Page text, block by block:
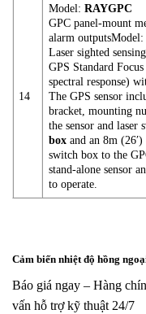
14
Model:RAYGPC
GPC panel-mount
alarm
Laser sighted
GPS Standard
spectral response)
The GPS sensor
bracket, mounting
the sensor and
box and an 8m
switch box to the
stand-alone sensor
to operate.
Cảm biến nhiệt độ hồng
Báo giá ngay – Hàng
vấn hỗ trợ kỹ thuật 24/7